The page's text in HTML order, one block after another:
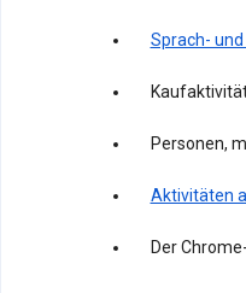
Sprach-
Personen,
Aktivitäten
Der